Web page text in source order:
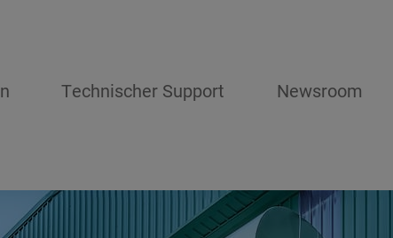
Technischer Support Newsroom